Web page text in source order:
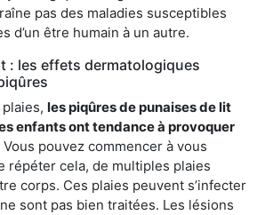
pas des maladies susceptibles
d’un être humain à un autre.
: les effets dermatologiques
les piqûres de punaises de lit
enfants ont tendance à provoquer
Vous pouvez commencer à vous
répéter cela, de multiples plaies
corps. Ces plaies peuvent s’infecter
sont pas bien traitées. Les lésions